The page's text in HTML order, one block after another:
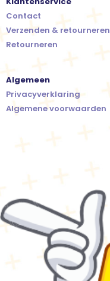
Contact
Verzenden & retourneren
Retourneren
Algemeen
Privacyverklaring
Algemene voorwaarden